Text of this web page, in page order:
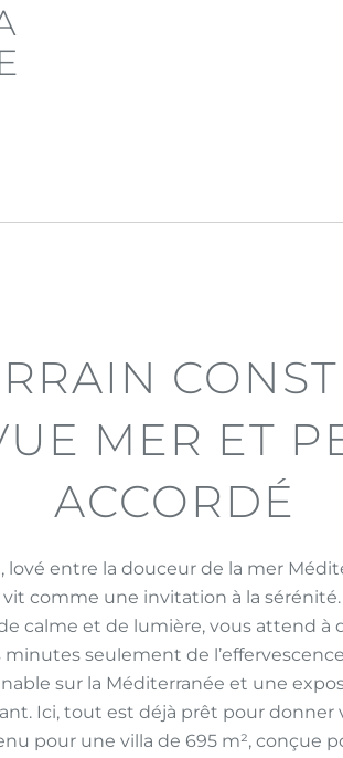
MER ET
ACCORDÉ
lové entre la douceur de la mer
comme une invitation à la sérénité.
de calme et de lumière, vous attend
minutes seulement de
sur la Méditerranée et une
Ici, tout est déjà prêt pour donner
pour une villa de 695 m², conçue